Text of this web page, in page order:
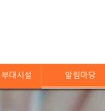
대시설 알림마당